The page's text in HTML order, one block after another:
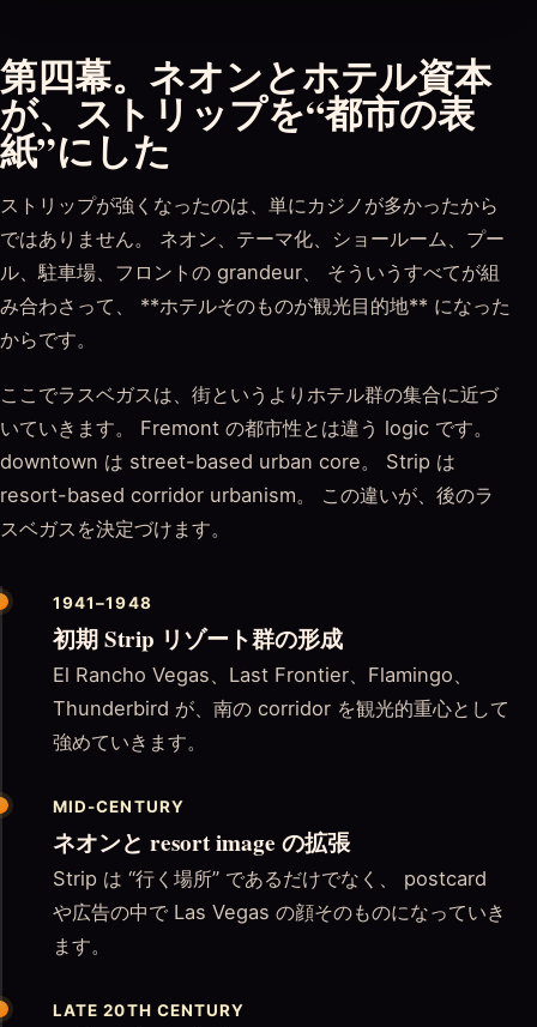
第四幕。ネオンとホテル資本
が、ストリップを“都市の表
紙”にした
ストリップが強くなったのは、単にカジノが多かったから
ではありません。 ネオン、テーマ化、ショールーム、プー
ル、駐車場、フロントの grandeur、 そういうすべてが組
み合わさって、 **ホテルそのものが観光目的地** になった
からです。
ここでラスベガスは、街というよりホテル群の集合に近づ
いていきます。 Fremont の都市性とは違う logic です。
downtown は street-based urban core。 Strip は
resort-based corridor urbanism。 この違いが、後のラ
スベガスを決定づけます。
1941–1948
初期 Strip リゾート群の形成
El Rancho Vegas、Last Frontier、Flamingo、
Thunderbird が、南の corridor を観光的重心として
強めていきます。
MID-CENTURY
ネオンと resort image の拡張
Strip は “行く場所” であるだけでなく、 postcard
や広告の中で Las Vegas の顔そのものになっていき
ます。
LATE 20TH CENTURY